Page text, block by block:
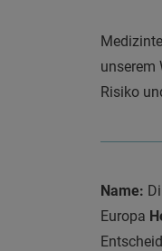
unserem
Risiko
Name:
Europa